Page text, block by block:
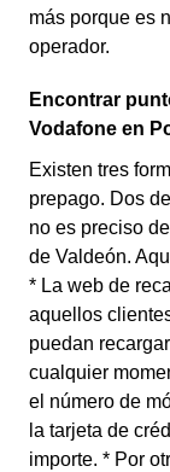
más porque es
operador.
Encontrar
Vodafone en
Existen tres
prepago. Dos
no es preciso
de Valdeón.
* La web de
aquellos
puedan
cualquier
el número de
la tarjeta de
importe. * Por